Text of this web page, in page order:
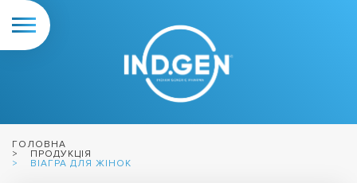
ГОЛОВНА
ПРОДУКЦІЯ
ВІАГРА ДЛЯ ЖІНОК